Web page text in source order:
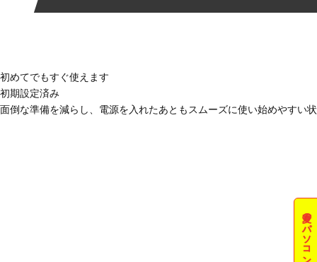
夏のパソコン祭
初めてでもすぐ使えます
初期設定済み
面倒な準備を減らし、電源を入れたあともスムーズに使い始めやすい